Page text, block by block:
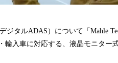
ジタルADAS）について「Mahle
入車に対応する、液晶モニター